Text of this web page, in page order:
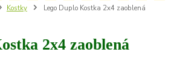
Kostky
Lego Duplo Kostka 2x4 zaoblená
2x4 zaoblená